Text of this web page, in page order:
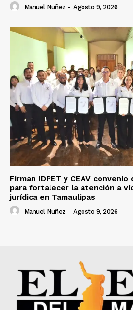
Manuel Nuñez - Agosto 9, 2026
Firman IDPET y CEAV
para fortalecer la atención a
jurídica en Tamaulipas
Manuel Nuñez - Agosto 9, 2026